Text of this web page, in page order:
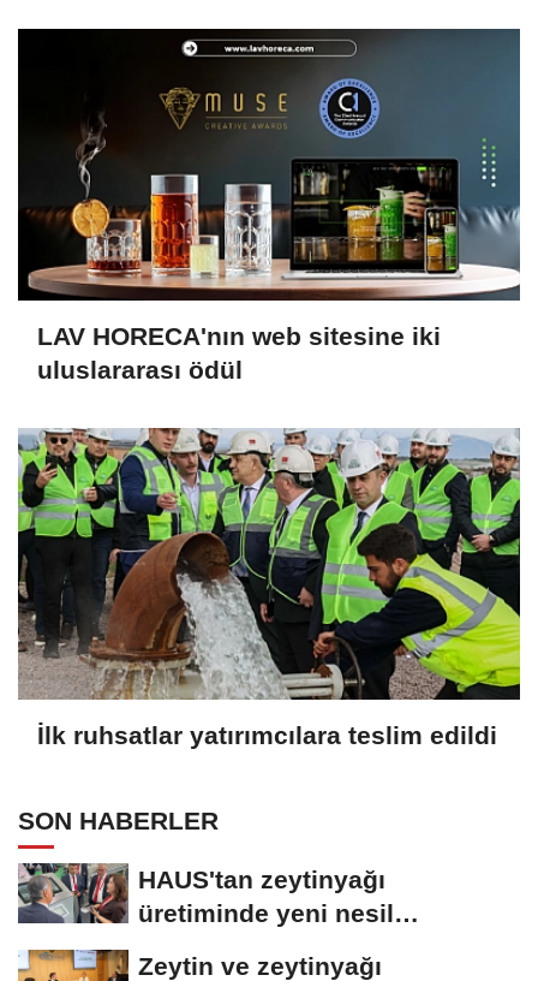
LAV HORECA'nın web sitesine iki
uluslararası ödül
İlk ruhsatlar yatırımcılara teslim edildi
SON HABERLER
HAUS'tan zeytinyağı
üretiminde yeni nesil
Zeytin ve zeytinyağı